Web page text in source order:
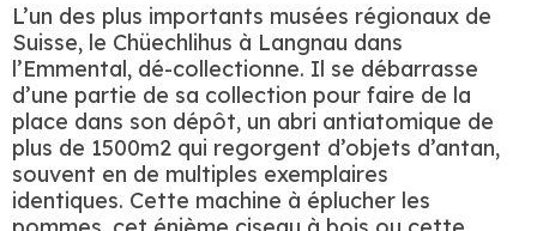
L’un des plus importants musées régionaux de
Suisse, le Chüechlihus à Langnau dans
l’Emmental, dé-collectionne. Il se débarrasse
d’une partie de sa collection pour faire de la
place dans son dépôt, un abri antiatomique de
plus de 1500m2 qui regorgent d’objets d’antan,
souvent en de multiples exemplaires
identiques. Cette machine à éplucher les